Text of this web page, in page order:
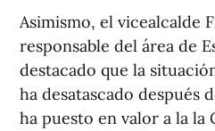
Asimismo, el vicealcalde
responsable del área de
destacado que la
ha desatascado después
ha puesto en valor a la la